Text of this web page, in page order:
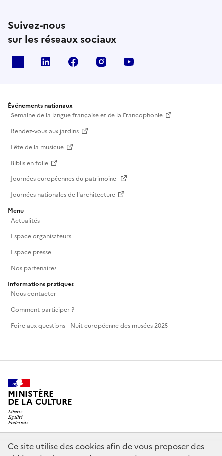
Ce site utilise des cookies afin de vous proposer des
Suivez-nous
sur les réseaux sociaux
Linkedin Facebook Instagram
Événements nationaux
Semaine de la langue française et de la Francophonie
Rendez-vous aux jardins
Fête de la musique
Biblis en folie
Journées européennes du patrimoine
Journées nationales de l'architecture
Menu
Actualités
Espace organisateurs
Espace presse
Nos partenaires
Informations pratiques
Nous contacter
Comment participer ?
Foire aux questions - Nuit européenne des musées 2025
MINISTÈRE
DE LA CULTURE